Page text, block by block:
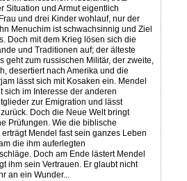
Situation und Armut eigentlich
und drei Kinder wohlauf, nur der
Menuchim ist schwachsinnig und Ziel
Doch mit dem Krieg lösen sich die
und Traditionen auf; der älteste
geht zum russischen Militär, der zweite,
desertiert nach Amerika und die
lässt sich mit Kosaken ein. Mendel
sich im Interesse der anderen
zur Emigration und lässt
Doch die Neue Welt bringt
Prüfungen. Wie die biblische
Mendel fast sein ganzes Leben
die ihm auferlegten
Doch am Ende lästert Mendel
ihm sein Vertrauen. Er glaubt nicht
an ein Wunder...